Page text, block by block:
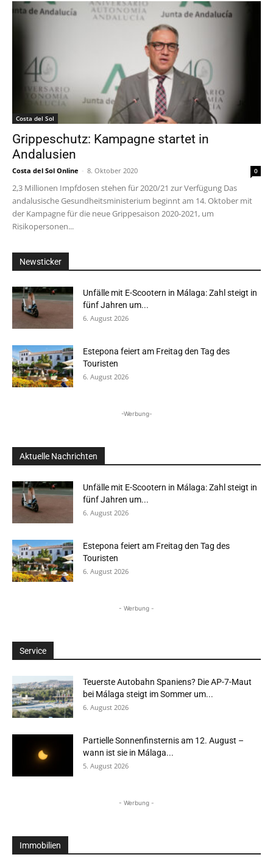
Costa del Sol
Grippeschutz: Kampagne startet in
Andalusien
Costa del Sol Online - 8. Oktober 2020 0
2,3 Millionen Impfdosen stehen für 2020/21 zur Verfügung Das
andalusische Gesundheitsministerium beginnt am 14. Oktober mit
der Kampagne für die neue Grippesaison 2020-2021, um
Risikopersonen...
Newsticker
Unfälle mit E-Scootern in Málaga: Zahl steigt in
fünf Jahren um...
6. August 2026
Estepona feiert am Freitag den Tag des
Touristen
6. August 2026
-Werbung-
Aktuelle Nachrichten
Unfälle mit E-Scootern in Málaga: Zahl steigt in
fünf Jahren um...
6. August 2026
Estepona feiert am Freitag den Tag des
Touristen
6. August 2026
- Werbung -
Service
Teuerste Autobahn Spaniens? Die AP-7-Maut
bei Málaga steigt im Sommer um...
6. August 2026
Partielle Sonnenfinsternis am 12. August –
wann ist sie in Málaga...
5. August 2026
- Werbung -
Immobilien